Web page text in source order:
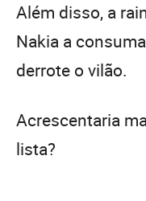
Além disso, a
Nakia a
derrote o vilão.
Acrescentaria
lista?